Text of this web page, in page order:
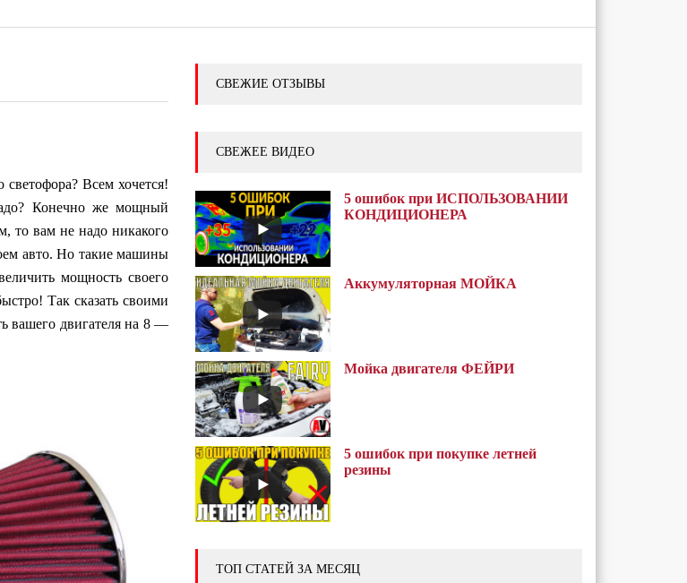
Всем хочется!
Конечно же мощный
то вам не надо никакого
авто. Но такие машины
мощность своего
Так сказать своими
вашего двигателя на 8 —
СВЕЖИЕ ОТЗЫВЫ
СВЕЖЕЕ ВИДЕО
5 ошибок при ИСПОЛЬЗОВАНИИ
КОНДИЦИОНЕРА
Аккумуляторная МОЙКА
Мойка двигателя ФЕЙРИ
5 ошибок при покупке летней
резины
ТОП СТАТЕЙ ЗА МЕСЯЦ